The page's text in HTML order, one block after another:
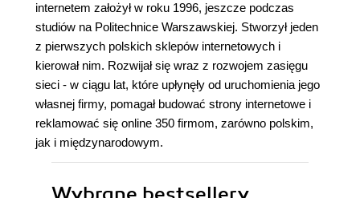
internetem założył w roku 1996, jeszcze podczas
studiów na Politechnice Warszawskiej. Stworzył jeden
z pierwszych polskich sklepów internetowych i
kierował nim. Rozwijał się wraz z rozwojem zasięgu
sieci - w ciągu lat, które upłynęły od uruchomienia jego
własnej firmy, pomagał budować strony internetowe i
reklamować się online 350 firmom, zarówno polskim,
jak i międzynarodowym.